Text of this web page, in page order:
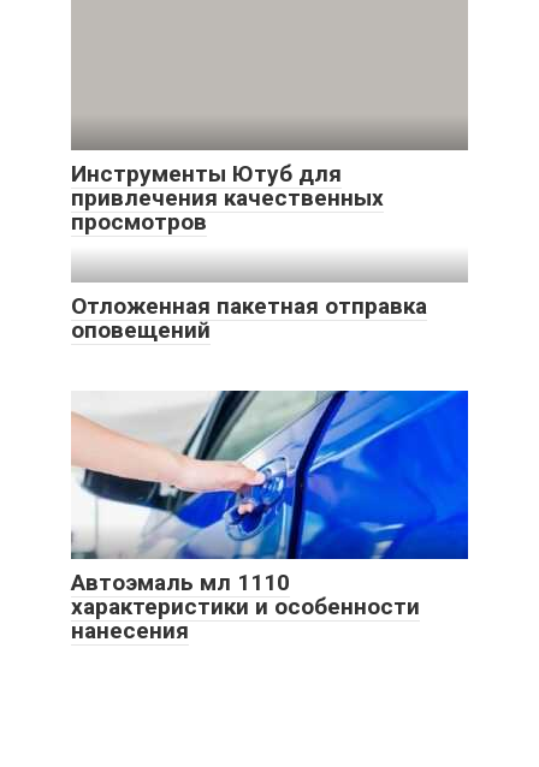
Инструменты Ютуб для
привлечения качественных
просмотров
Отложенная пакетная отправка
оповещений
Автоэмаль мл 1110
характеристики и особенности
нанесения